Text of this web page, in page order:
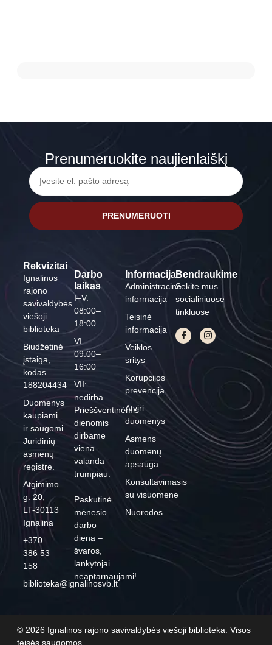
Prenumeruokite naujienlaiškį
PRENUMERUOTI
Rekvizitai
Ignalinos
rajono
savivaldybės
viešoji
biblioteka
Biudžetinė
įstaiga,
kodas
188204434
Duomenys
kaupiami
ir saugomi
Juridinių
asmenų
registre.
Atgimimo
g. 20,
LT-30113
Ignalina
+370
386 53
158
biblioteka@ignalinosvb.lt
Darbo
laikas
I–V:
08:00–
18:00
VI:
09:00–
16:00
VII:
nedirba
Prieššventinėmis
dienomis
dirbame
viena
valanda
trumpiau.
Paskutinė
mėnesio
darbo
diena –
švaros,
lankytojai
neaptarnaujami!
Informacija
Administracinė
informacija
Teisinė
informacija
Veiklos
sritys
Korupcijos
prevencija
Atviri
duomenys
Asmens
duomenų
apsauga
Konsultavimasis
su visuomene
Nuorodos
Bendraukime
Sekite mus
socialiniuose
tinkluose
© 2026 Ignalinos rajono savivaldybės viešoji biblioteka. Visos
teisės saugomos.